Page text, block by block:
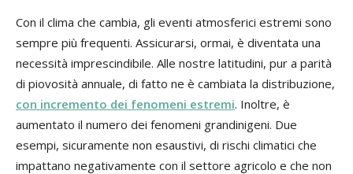
Con il clima che cambia, gli eventi atmosferici estremi sono
sempre più frequenti. Assicurarsi, ormai, è diventata una
necessità imprescindibile. Alle nostre latitudini, pur a parità
di piovosità annuale, di fatto ne è cambiata la distribuzione,
con incremento dei fenomeni estremi. Inoltre, è
aumentato il numero dei fenomeni grandinigeni. Due
esempi, sicuramente non esaustivi, di rischi climatici che
impattano negativamente con il settore agricolo e che non